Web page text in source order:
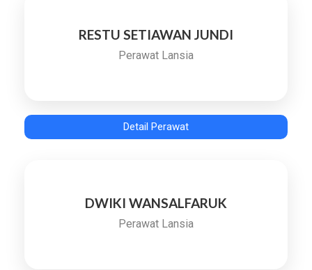
RESTU SETIAWAN JUNDI
Perawat Lansia
Detail Perawat
DWIKI WANSALFARUK
Perawat Lansia